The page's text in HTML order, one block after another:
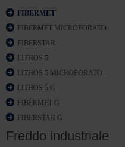
FIBERMET
FIBERMET MICROFORATO
FIBERSTAR
LITHOS 5
LITHOS 5 MICROFORATO
LITHOS 5 G
FIBERMET G
FIBERSTAR G
Freddo industriale